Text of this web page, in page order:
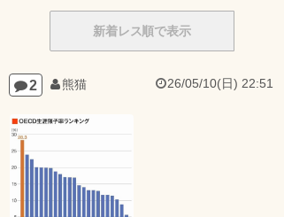
新着レス順で表示
2 熊猫 26/05/10(日) 22:51